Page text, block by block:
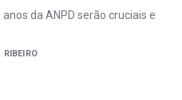
da ANPD serão cruciais e
RIBEIRO